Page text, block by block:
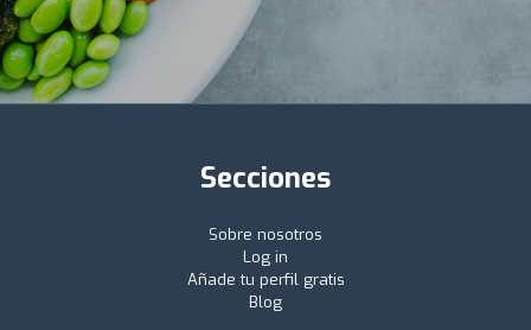
Secciones
Sobre nosotros
Log in
Añade tu perfil gratis
Blog